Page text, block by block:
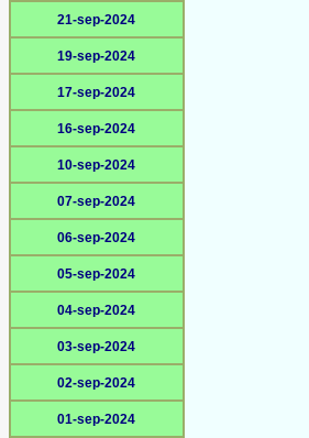
21-sep-2024
19-sep-2024
17-sep-2024
16-sep-2024
10-sep-2024
07-sep-2024
06-sep-2024
05-sep-2024
04-sep-2024
03-sep-2024
02-sep-2024
01-sep-2024